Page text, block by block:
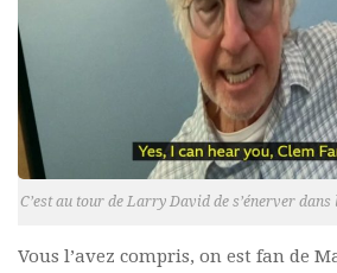
C’est au tour de Larry David de s’énerver
Vous l’avez compris, on est fan de